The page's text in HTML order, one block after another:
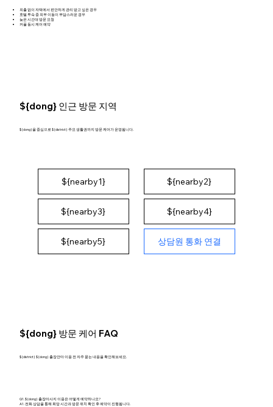
외출 없이 자택에서 편안하게 관리 받고 싶은 경우
호텔 투숙 중 외부 이동이 부담스러운 경우
늦은 시간대 방문 요청
커플 동시 케어 예약
${dong} 인근 방문 지역
${dong}을 중심으로 ${district} 주요 생활권까지 방문 케어가 운영됩니다.
${nearby1} ${nearby2}
${nearby3} ${nearby4}
${nearby5} 상담원 통화 연결
${dong} 방문 케어 FAQ
${district} ${dong} 출장안마 이용 전 자주 묻는 내용을 확인해보세요.
Q1. ${dong} 출장마사지 이용은 어떻게 예약하나요?
A1. 전화 상담을 통해 희망 시간과 방문 위치 확인 후 예약이 진행됩니다.